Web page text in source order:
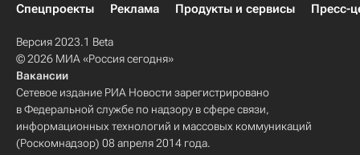
Спецпроекты
Реклама Продукты и сервисы Пресс-
Версия 2023.1 Beta
© 2026 МИА «Россия сегодня»
Вакансии
Сетевое издание РИА Новости зарегистрировано
в Федеральной службе по надзору в сфере связи,
информационных технологий и массовых коммуникаций
(Роскомнадзор) 08 апреля 2014 года.